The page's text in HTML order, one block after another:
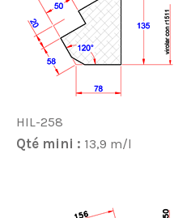
HIL-258
Qté mini : 13,9 m/l